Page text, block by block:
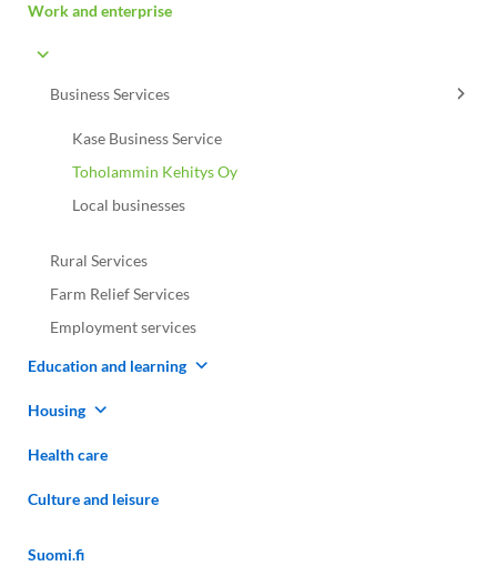
Work and enterprise
Business Services
Kase Business Service
Toholammin Kehitys Oy
Local businesses
Rural Services
Farm Relief Services
Employment services
Education and learning
Housing
Health care
Culture and leisure
Suomi.fi